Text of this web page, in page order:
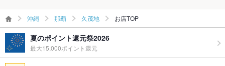
沖縄 那覇 久茂地 お店TOP
夏のポイント還元祭2026
最大15,000ポイント還元